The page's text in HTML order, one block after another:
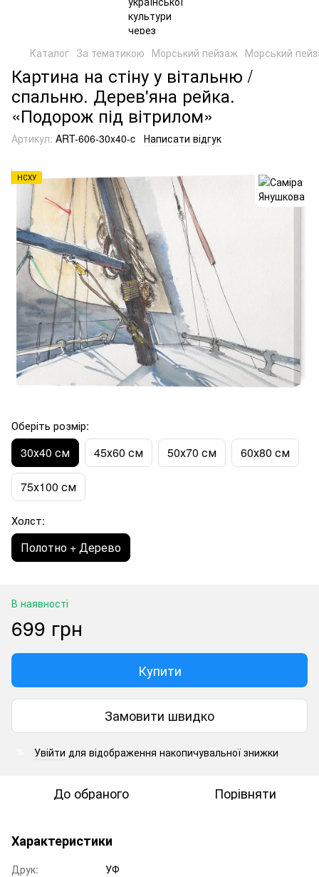
Каталог За тематикою Морський пейзаж Морський
Картина на стіну у вітальню /
спальню. Дерев'яна рейка.
«Подорож під вітрилом»
Артикул: ART-606-30x40-c Написати відгук
НСХУ
Оберіть розмір:
30х40 см 45х60 см 50х70 см 60х80 см
75х100 см
Холст:
Полотно + Дерево
В наявності
699 грн
Купити
Замовити швидко
Увійти для відображення накопичувальної знижки
До обраного Порівняти
Характеристики
Друк:
УФ